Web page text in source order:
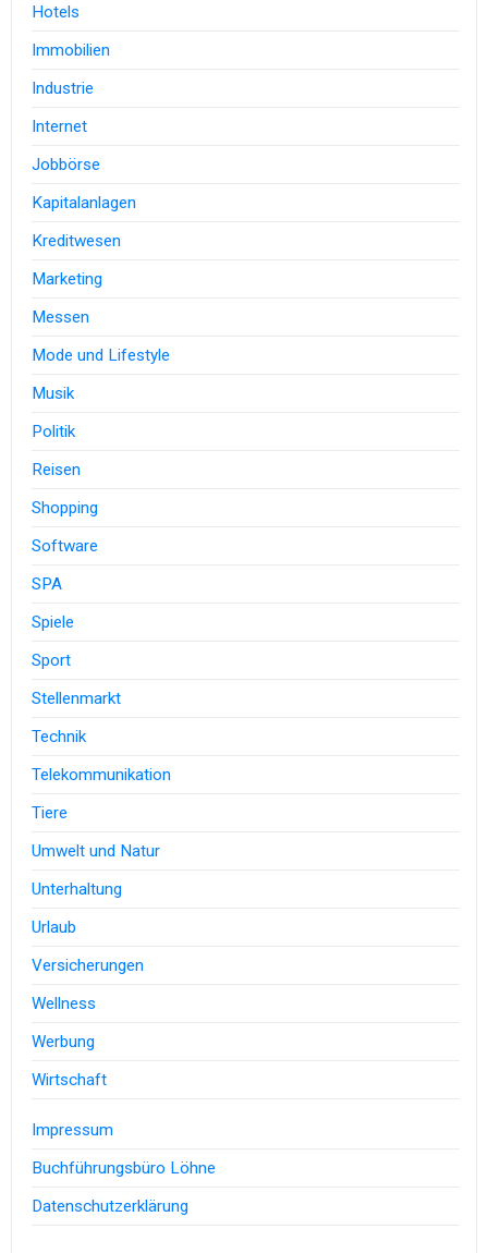
Hotels
Immobilien
Industrie
Internet
Jobbörse
Kapitalanlagen
Kreditwesen
Marketing
Messen
Mode und Lifestyle
Musik
Politik
Reisen
Shopping
Software
SPA
Spiele
Sport
Stellenmarkt
Technik
Telekommunikation
Tiere
Umwelt und Natur
Unterhaltung
Urlaub
Versicherungen
Wellness
Werbung
Wirtschaft
Impressum
Buchführungsbüro Löhne
Datenschutzerklärung